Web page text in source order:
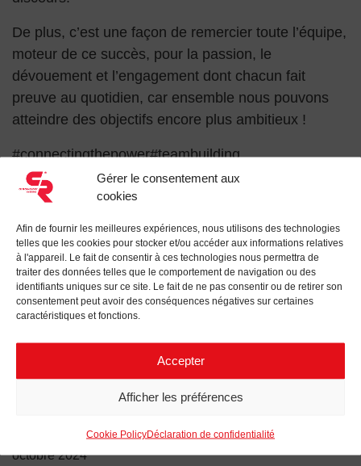
Gérer le consentement aux
cookies
Afin de fournir les meilleures expériences, nous utilisons des technologies
telles que les cookies pour stocker et/ou accéder aux informations relatives
à l'appareil. Le fait de consentir à ces technologies nous permettra de
traiter des données telles que le comportement de navigation ou des
identifiants uniques sur ce site. Le fait de ne pas consentir ou de retirer son
consentement peut avoir des conséquences négatives sur certaines
caractéristiques et fonctions.
Accepter
Afficher les préférences
Cookie PolicyDéclaration de confidentialité
De plus, c’est une façon de remercier toute l’équipe,
moteur de ce succès, pour la passion, le
dévouement et l’engagement dont chacun fait
preuve au quotidien, car ensemble nous pouvons
atteindre des objectifs encore plus ambitieux !
#connectingthepower#teambuilding
Recherche pour :
ARCHIVES
juillet 2025
juin 2025
mai 2025
février 2025
novembre 2024
octobre 2024